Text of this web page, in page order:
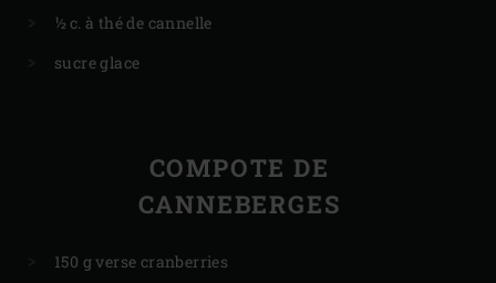
½ c. à thé de cannelle
sucre glace
COMPOTE DE
CANNEBERGES
150 g verse cranberries